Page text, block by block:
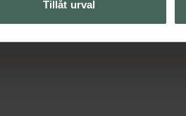
Tillåt urval